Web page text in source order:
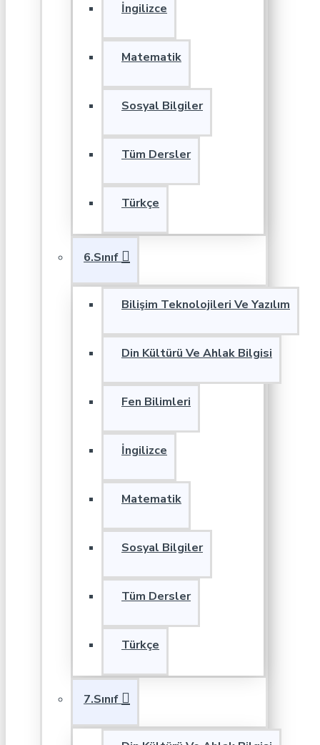
İngilizce
Matematik
Sosyal Bilgiler
Tüm Dersler
Türkçe
6.Sınıf
Bilişim Teknolojileri Ve Yazılım
Din Kültürü Ve Ahlak Bilgisi
Fen Bilimleri
İngilizce
Matematik
Sosyal Bilgiler
Tüm Dersler
Türkçe
7.Sınıf